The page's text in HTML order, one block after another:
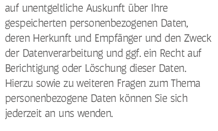
auf unentgeltliche Auskunft über Ihre
gespeicherten personenbezogenen Daten,
deren Herkunft und Empfänger und den Zweck
der Datenverarbeitung und ggf. ein Recht auf
Berichtigung oder Löschung dieser Daten.
Hierzu sowie zu weiteren Fragen zum Thema
personenbezogene Daten können Sie sich
jederzeit an uns wenden.